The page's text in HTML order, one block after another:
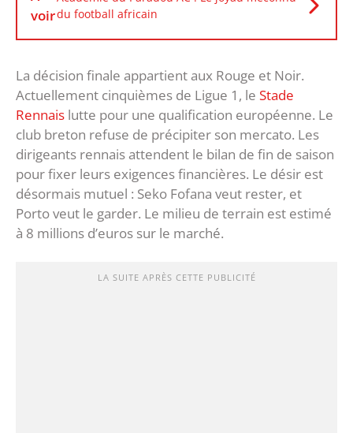
voirdu football africain
La décision finale appartient aux Rouge et Noir.
Actuellement cinquièmes de Ligue 1, le Stade
Rennais lutte pour une qualification européenne. Le
club breton refuse de précipiter son mercato. Les
dirigeants rennais attendent le bilan de fin de saison
pour fixer leurs exigences financières. Le désir est
désormais mutuel : Seko Fofana veut rester, et
Porto veut le garder. Le milieu de terrain est estimé
à 8 millions d’euros sur le marché.
LA SUITE APRÈS CETTE PUBLICITÉ